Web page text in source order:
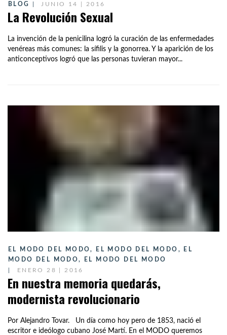
BLOG JUNIO 14 | 2016
La Revolución Sexual
La invención de la penicilina logró la curación de las enfermedades
venéreas más comunes: la sífilis y la gonorrea. Y la aparición de los
anticonceptivos logró que las personas tuvieran mayor...
EL MODO DEL MODO, EL MODO DEL MODO ,
EL
MODO DEL MODO,
EL MODO DEL MODO
ENERO 28 | 2016
En nuestra memoria quedarás,
modernista revolucionario
Por Alejandro Tovar. Un día como hoy pero de 1853, nació el
escritor e ideólogo cubano José Martí. En el MODO queremos